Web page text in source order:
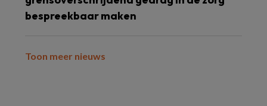
bespreekbaar maken
Toon meer nieuws